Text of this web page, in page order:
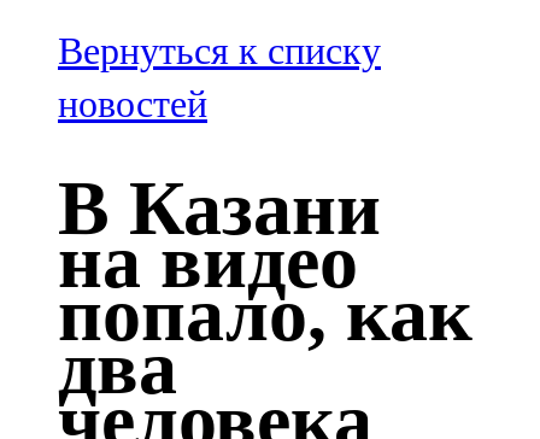
100,3 FM
Зәй
106,6 FM
Кадыбаш
105,2 FM
Казан
91,5 FM
Кайбыч
Вернуться к списку
новостей
В Казани
на видео
попало, как
два
человека